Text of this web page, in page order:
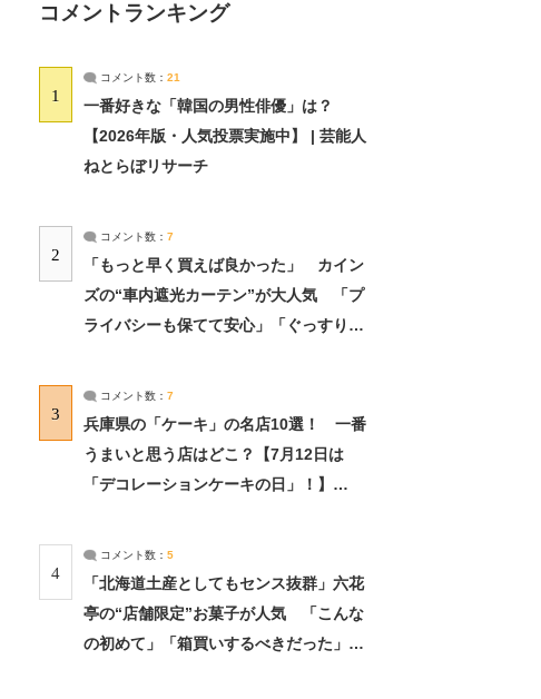
コメントランキング
1
コメント数： 21
一番好きな「韓国の男性俳優」は？
【2026年版・人気投票実施中】 | 芸能人
ねとらぼリサーチ
2
コメント数： 7
「もっと早く買えば良かった」 カイン
ズの“車内遮光カーテン”が大人気 「プ
ライバシーも保てて安心」「ぐっすり眠
3
コメント数： 7
兵庫県の「ケーキ」の名店10選！ 一番
うまいと思う店はどこ？【7月12日は
「デコレーションケーキの日」！】
4
コメント数： 5
「北海道土産としてもセンス抜群」六花
亭の“店舗限定”お菓子が人気 「こんな
の初めて」「箱買いするべきだった」